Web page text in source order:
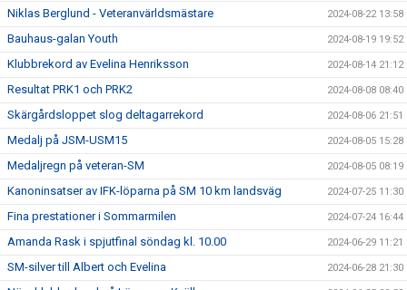
Niklas Berglund - Veteranvärldsmästare 2024-08-22 13:58
Bauhaus-galan Youth 2024-08-19 19:52
Klubbrekord av Evelina Henriksson 2024-08-14 21:12
Resultat PRK1 och PRK2 2024-08-08 08:40
Skärgårdsloppet slog deltagarrekord 2024-08-06 21:51
Medalj på JSM-USM15 2024-08-05 15:28
Medaljregn på veteran-SM 2024-08-05 08:19
Kanoninsatser av IFK-löparna på SM 10 km landsväg 2024-07-25 11:30
Fina prestationer i Sommarmilen 2024-07-24 16:44
Amanda Rask i spjutfinal söndag kl. 10.00 2024-06-29 11:21
SM-silver till Albert och Evelina 2024-06-28 21:30